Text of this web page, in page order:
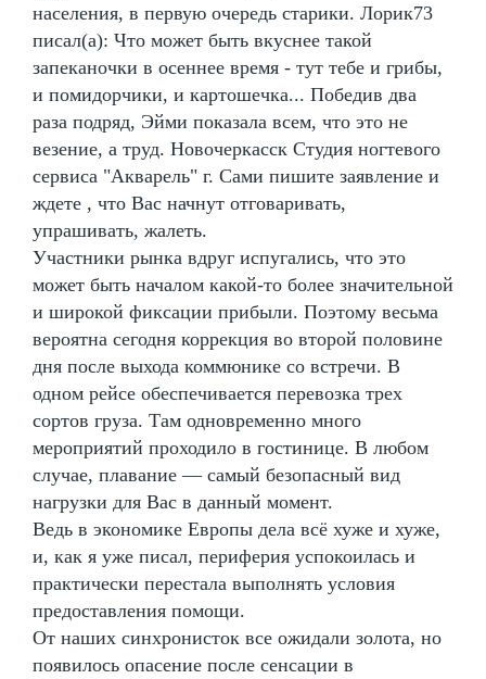
населения, в первую очередь старики. Лорик73
писал(а): Что может быть вкуснее такой
запеканочки в осеннее время - тут тебе и грибы,
и помидорчики, и картошечка... Победив два
раза подряд, Эйми показала всем, что это не
везение, а труд. Новочеркасск Студия ногтевого
сервиса "Акварель" г. Сами пишите заявление и
ждете , что Вас начнут отговаривать,
упрашивать, жалеть.
Участники рынка вдруг испугались, что это
может быть началом какой-то более значительной
и широкой фиксации прибыли. Поэтому весьма
вероятна сегодня коррекция во второй половине
дня после выхода коммюнике со встречи. В
одном рейсе обеспечивается перевозка трех
сортов груза. Там одновременно много
мероприятий проходило в гостинице. В любом
случае, плавание — самый безопасный вид
нагрузки для Вас в данный момент.
Ведь в экономике Европы дела всё хуже и хуже,
и, как я уже писал, периферия успокоилась и
практически перестала выполнять условия
предоставления помощи.
От наших синхронисток все ожидали золота, но
появилось опасение после сенсации в